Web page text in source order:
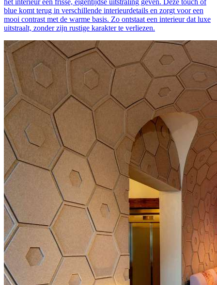
blue komt terug in verschillende interieurdetails en zorgt voor een
mooi contrast met de warme basis. Zo ontstaat een interieur dat luxe
uitstraalt, zonder zijn rustige karakter te verliezen.